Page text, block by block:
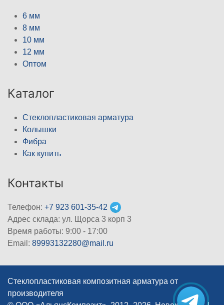
6 мм
8 мм
10 мм
12 мм
Оптом
Каталог
Стеклопластиковая арматура
Колышки
Фибра
Как купить
Контакты
Телефон: +7 923 601-35-42
Адрес склада: ул. Щорса 3 корп 3
Время работы: 9:00 - 17:00
Email: 89993132280@mail.ru
Стеклопластиковая композитная арматура от
производителя